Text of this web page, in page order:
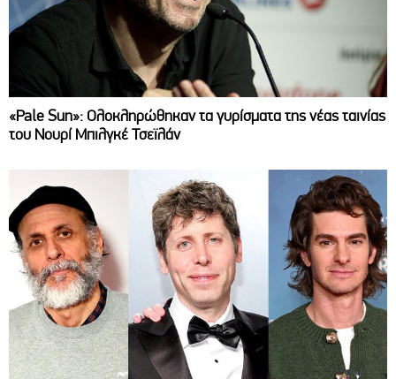
«Pale Sun»: Ολοκληρώθηκαν τα γυρίσματα της νέας ταινίας
του Νουρί Μπιλγκέ Τσεϊλάν